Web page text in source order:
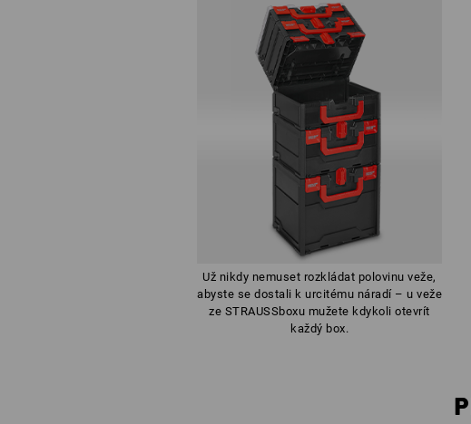
Už nikdy nemuset rozkládat polovinu veže,
abyste se dostali k urcitému náradí – u veže
ze STRAUSSboxu mužete kdykoli otevrít
každý box.